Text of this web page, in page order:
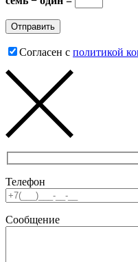
Согласен с политикой
Телефон
Сообщение